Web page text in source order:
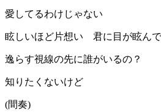
愛してるわけじゃない
眩しいほど片想い 君に目が眩ん
逸らす視線の先に誰がいるの？
知りたくないけど
(間奏)